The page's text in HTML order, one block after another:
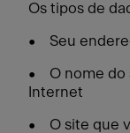
Os tipos de
• Seu
• O nome do
Internet
• O site que